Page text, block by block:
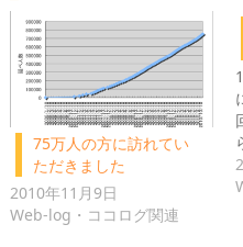
75万人の方に訪れてい
ただきました
2010年11月9日
Web-log・ココログ関連